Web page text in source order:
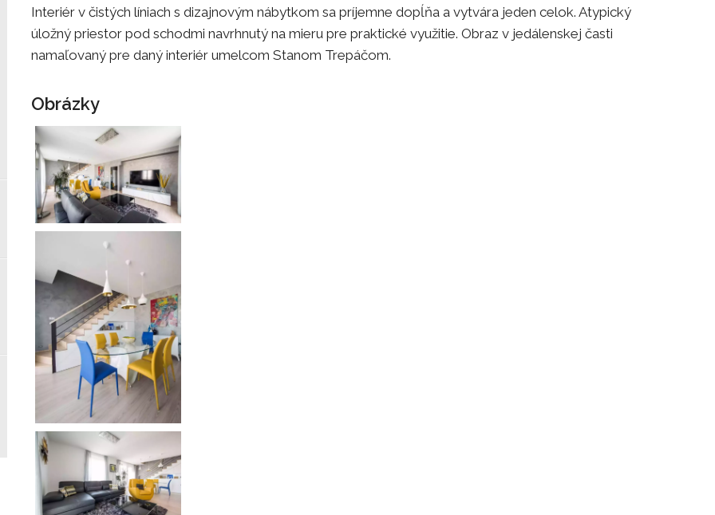
Interiér v čistých líniach s dizajnovým nábytkom sa príjemne dopĺňa a vytvára jeden celok. Atypický
úložný priestor pod schodmi navrhnutý na mieru pre praktické využitie. Obraz v jedálenskej časti
namaľovaný pre daný interiér umelcom Stanom Trepáčom.
Obrázky